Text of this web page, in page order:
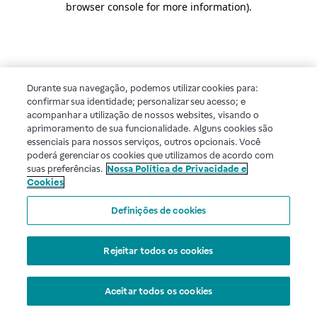
browser console for more information).
Durante sua navegação, podemos utilizar cookies para:
confirmar sua identidade; personalizar seu acesso; e
acompanhar a utilização de nossos websites, visando o
aprimoramento de sua funcionalidade. Alguns cookies são
essenciais para nossos serviços, outros opcionais. Você
poderá gerenciar os cookies que utilizamos de acordo com
suas preferências. Nossa Política de Privacidade e
Cookies
Definições de cookies
Rejeitar todos os cookies
Aceitar todos os cookies